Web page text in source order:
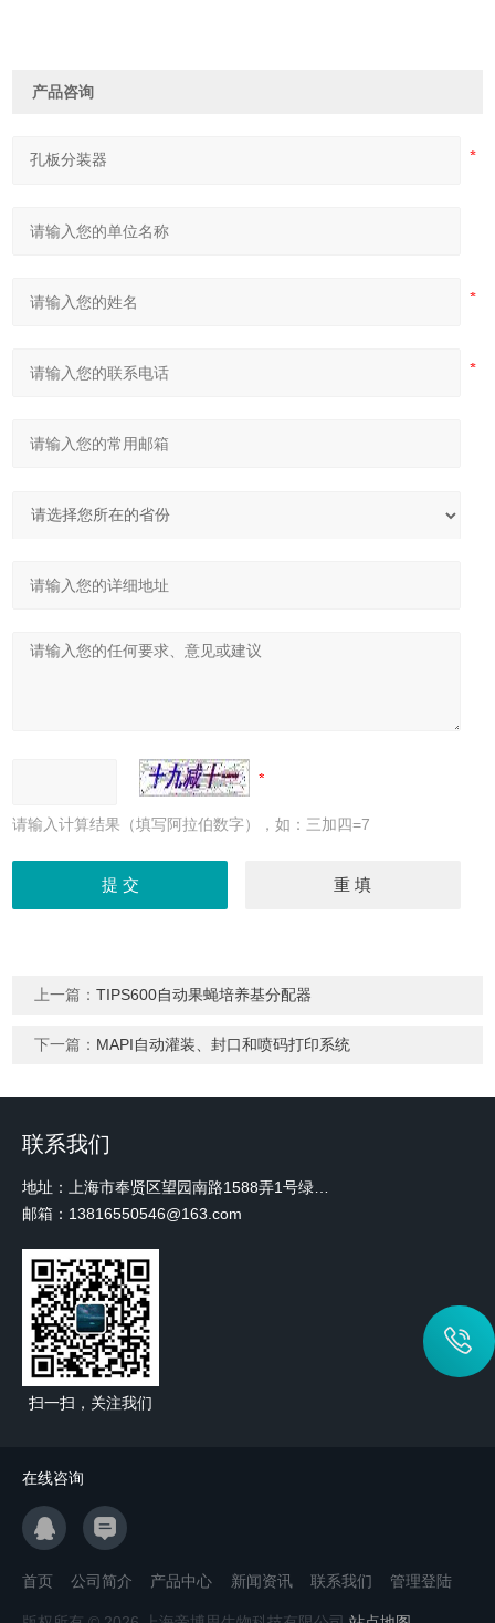
产品咨询
请输入计算结果（填写阿拉伯数字），如：三加四=7
上一篇：TIPS600自动果蝇培养基分配器
下一篇： MAPI自动灌装、封口和喷码打印系统
联系我们
邮箱：13816550546@163.com
扫一扫，关注我们
在线咨询
首页 公司简介 产品中心 新闻资讯 联系我们 管理登陆